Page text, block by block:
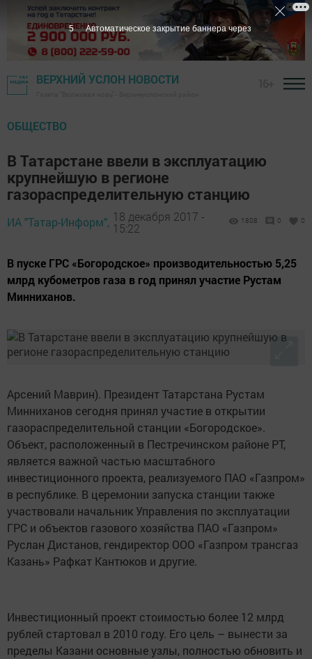
ВЕРХНИЙ УСЛОН НОВОСТИ
ОБЩЕСТВО
В Татарстане ввели в эксплуатацию
крупнейшую в регионе
газораспределительную станцию
ИА "Татар-Информ", 18 декабря 2017 -
15:22
1808 0 0
В пуске ГРС «Богородское» производительностью 5,25
млрд кубометров газа в год принял участие Рустам
Минниханов.
Арсений Маврин). Президент Татарстана Рустам
Минниханов сегодня принял участие в открытии
газораспределительной станции «Богородское».
Объект, расположенный в Пестречинском районе РТ,
является важной частью масштабного
инвестиционного проекта, реализуемого ПАО «Газпром»
в республике. В церемонии запуска станции также
участвовали начальник Управления по эксплуатации
ГРС и объектов газового хозяйства ПАО «Газпром»
Руслан Дистанов, гендиректор ООО «Газпром трансгаз
Казань» Рафкат Кантюков и другие.
Инвестиционный проект стоимостью более 12 млрд
рублей стартовал в 2010 году. Его цель – вынести за
пределы Казани основные узлы, полностью обновить и
4 Автоматическое закрытие баннера через